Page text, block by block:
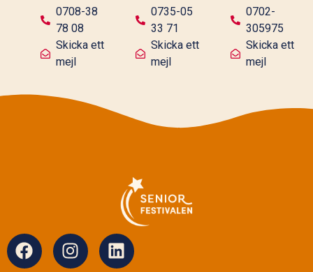
0708-38
78 08
Skicka ett
mejl
0735-05
33 71
Skicka ett
mejl
0702-
305975
Skicka ett
mejl